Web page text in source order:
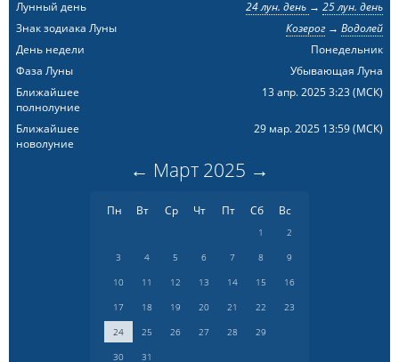
Лунный день
24 лун. день → 25 лун. день
Знак зодиака Луны
Козерог→ Водолей
День недели
Понедельник
Фаза Луны
Убывающая Луна
Ближайшее
полнолуние
13 апр. 2025 3:23(МСК)
Ближайшее
новолуние
29 мар. 2025 13:59(МСК)
← Март 2025 →
Пн Вт Ср Чт Пт Сб Вс
1
2
3
4 5 6 7 8
9
10
11 12 13 14 15
16
17
18 19 20 21 22
23
24
25 26 27 28
29
30
31